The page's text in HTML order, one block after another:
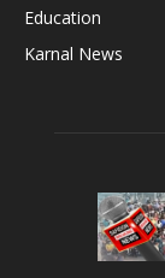
Education
Karnal News